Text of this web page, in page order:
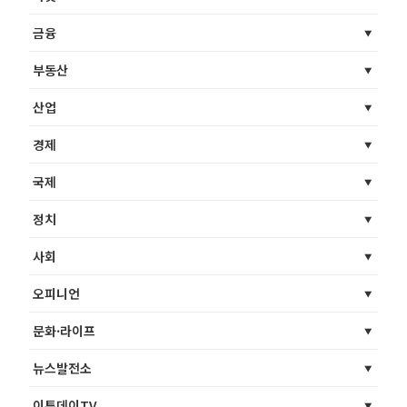
금융
부동산
산업
경제
국제
정치
사회
오피니언
문화·라이프
뉴스발전소